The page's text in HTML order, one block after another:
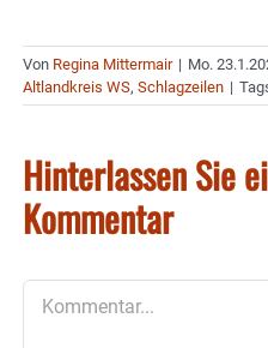
Von Regina Mittermair | Mo.
Altlandkreis WS, Schlagzeilen |
Hinterlassen Sie
Kommentar